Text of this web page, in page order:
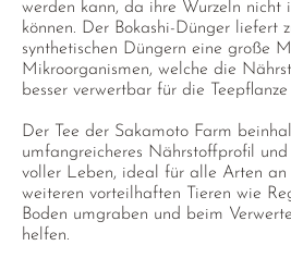
werden kann, da ihre Wurzeln nicht
können. Der Bokashi-Dünger liefert
synthetischen Düngern eine große
Mikroorganismen, welche die
besser verwertbar für die
Der Tee der Sakamoto Farm
umfangreicheres Nährstoffprofil
voller Leben, ideal für alle Arten an
weiteren vorteilhaften Tieren wie
Boden umgraben und beim
helfen.